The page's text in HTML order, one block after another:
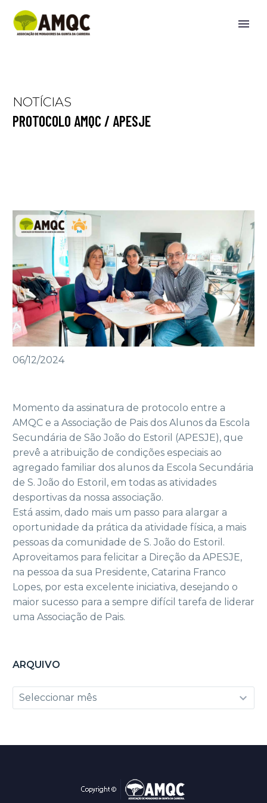
NOTÍCIAS
PROTOCOLO AMQC / APESJE
06/12/2024
Momento da assinatura de protocolo entre a
AMQC e a Associação de Pais dos Alunos da Escola
Secundária de São João do Estoril (APESJE), que
prevê a atribuição de condições especiais ao
agregado familiar dos alunos da Escola Secundária
de S. João do Estoril, em todas as atividades
desportivas da nossa associação.
Está assim, dado mais um passo para alargar a
oportunidade da prática da atividade física, a mais
pessoas da comunidade de S. João do Estoril.
Aproveitamos para felicitar a Direção da APESJE,
na pessoa da sua Presidente, Catarina Franco
Lopes, por esta excelente iniciativa, desejando o
maior sucesso para a sempre difícil tarefa de liderar
uma Associação de Pais.
ARQUIVO
Arquivo
Seleccionar mês